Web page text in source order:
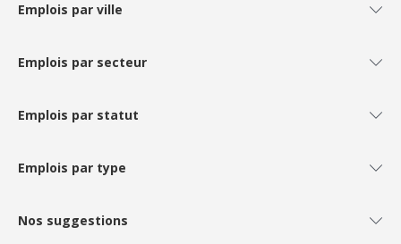
Emplois par ville
Emplois par secteur
Emplois par statut
Emplois par type
Nos suggestions